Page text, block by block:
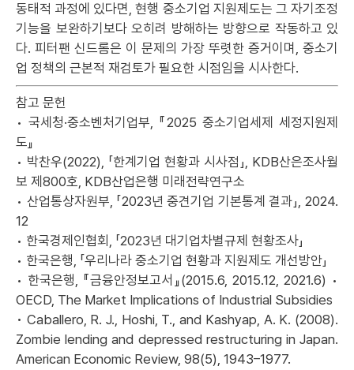
동태적 과정에 있다면, 현행 중소기업 지원제도는 그 자기조정
기능을 보완하기보다 오히려 방해하는 방향으로 작동하고 있
다. 피터팬 신드롬은 이 문제의 가장 뚜렷한 증거이며, 중소기
업 정책의 근본적 재검토가 필요한 시점임을 시사한다.
참고 문헌
• 국세청·중소벤처기업부, 『2025 중소기업세제 세정지원제
도』
• 박찬우(2022), 「한계기업 현황과 시사점」, KDB산은조사월
보 제800호, KDB산업은행 미래전략연구소
• 산업통상자원부, 「2023년 중견기업 기본통계 결과」, 2024.
12
• 한국경제인협회, 「2023년 대기업차별규제 현황조사」
• 한국은행, 「우리나라 중소기업 현황과 지원제도 개선방안」
• 한국은행, 『금융안정보고서』(2015.6, 2015.12, 2021.6) •
OECD, The Market Implications of Industrial Subsidies
• Caballero, R. J., Hoshi, T., and Kashyap, A. K. (2008).
Zombie lending and depressed restructuring in Japan.
American Economic Review, 98(5), 1943–1977.